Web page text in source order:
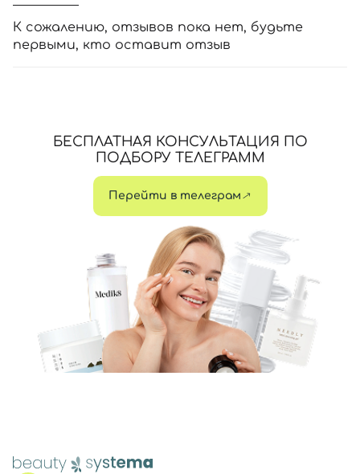
К сожалению, отзывов пока нет, будьте
первыми, кто оставит отзыв
БЕСПЛАТНАЯ КОНСУЛЬТАЦИЯ ПО
ПОДБОРУ ТЕЛЕГРАММ
Перейти в телеграм